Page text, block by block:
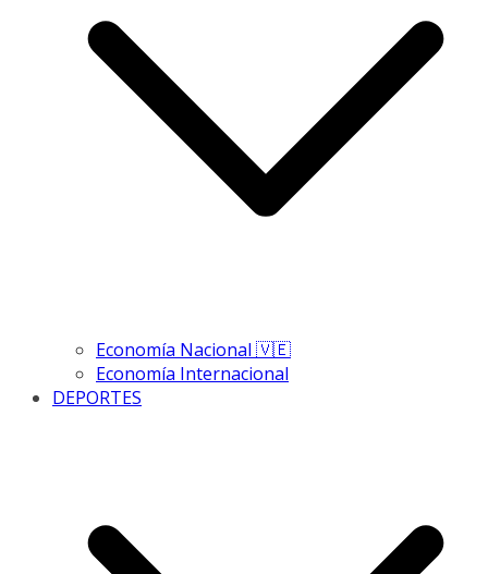
Economía Nacional 🇻🇪
Economía Internacional
DEPORTES